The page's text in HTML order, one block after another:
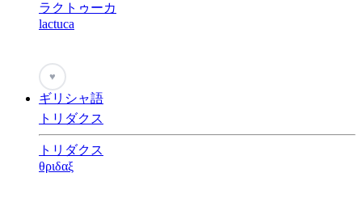
ラクトゥーカ
lactuca
♥
ギリシャ語
トリダクス
トリダクス
θριδαξ